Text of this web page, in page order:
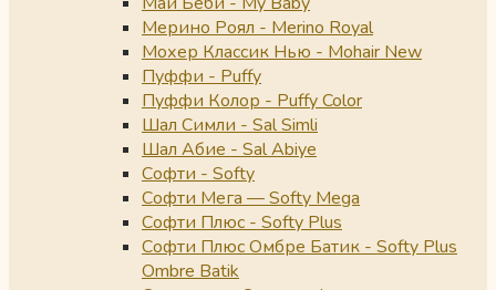
Мерино Роял - Merino Royal
Мохер Классик Нью - Mohair New
Пуффи - Puffy
Пуффи Колор - Puffy Color
Шал Симли - Sal Simli
Шал Абие - Sal Abiye
Софти - Softy
Софти Мега — Softy Mega
Софти Плюс - Softy Plus
Софти Плюс Омбре Батик - Softy Plus
Ombre Batik